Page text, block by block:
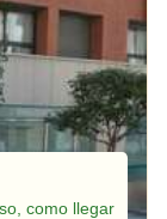
como llegar